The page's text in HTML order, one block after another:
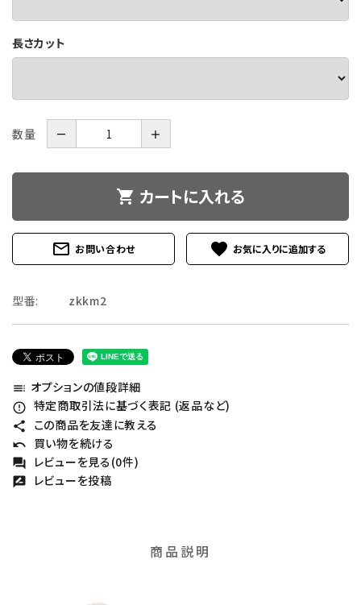
長さカット
数量 － ＋
shopping_cart カートに入れる
mail_outline お問い合わせ favorite
型番: zkkm2
toc オプションの値段詳細
error_outline 特定商取引法に基づく表記 (返品など)
share この商品を友達に教える
undo 買い物を続ける
forum レビューを見る(0件)
rate_review レビューを投稿
商品説明